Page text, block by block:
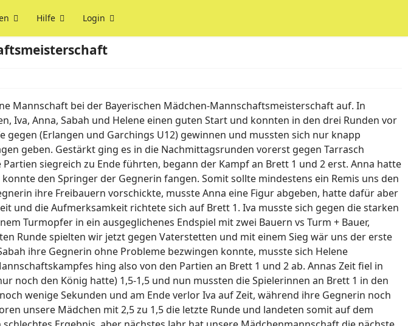
Hilfe Login
Mannschaft bei der Bayerischen Mädchen-Mannschaftsmeisterschaft auf. In
Iva, Anna, Sabah und Helene einen guten Start und konnten in den drei Runden vor
(Erlangen und Garchings U12) gewinnen und mussten sich nur knapp
geben. Gestärkt ging es in die Nachmittagsrunden vorerst gegen Tarrasch
siegreich zu Ende führten, begann der Kampf an Brett 1 und 2 erst. Anna hatte
den Springer der Gegnerin fangen. Somit sollte mindestens ein Remis uns den
ihre Freibauern vorschickte, musste Anna eine Figur abgeben, hatte dafür aber
und die Aufmerksamkeit richtete sich auf Brett 1. Iva musste sich gegen die starken
Turmopfer in ein ausgeglichenes Endspiel mit zwei Bauern vs Turm + Bauer,
Runde spielten wir jetzt gegen Vaterstetten und mit einem Sieg wär uns der erste
ihre Gegnerin ohne Probleme bezwingen konnte, musste sich Helene
hing also von den Partien an Brett 1 und 2 ab. Annas Zeit fiel in
noch den König hatte) 1,5-1,5 und nun mussten die Spielerinnen an Brett 1 in den
wenige Sekunden und am Ende verlor Iva auf Zeit, während ihre Gegnerin noch
unsere Mädchen mit 2,5 zu 1,5 die letzte Runde und landeten somit auf dem